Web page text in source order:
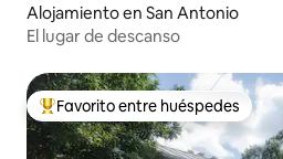
Alojamiento en San Antonio
El lugar de descanso
Favorito entre huéspedes preferido
Favorito entre huéspedes